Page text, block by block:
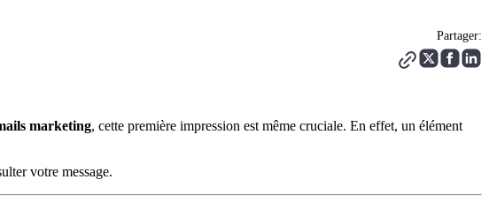
Partager:
marketing, cette première impression est même cruciale. En effet, un élément
votre message.